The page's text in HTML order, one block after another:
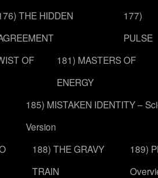
THE HIDDEN
177)
PULSE
OF
181) MASTERS OF
ENERGY
185) MISTAKEN IDENTITY –
Version
188) THE GRAVY
TRAIN
189)